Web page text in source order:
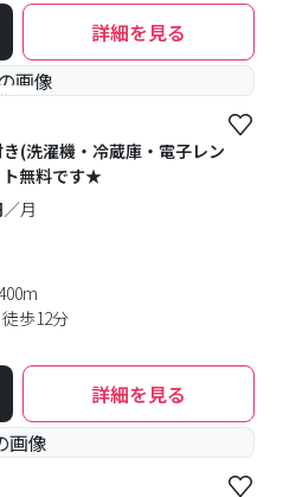
詳細を見る
ち
(洗濯機・冷蔵庫・電子レン
ト無料です★
／月
歩12分
詳細を見る